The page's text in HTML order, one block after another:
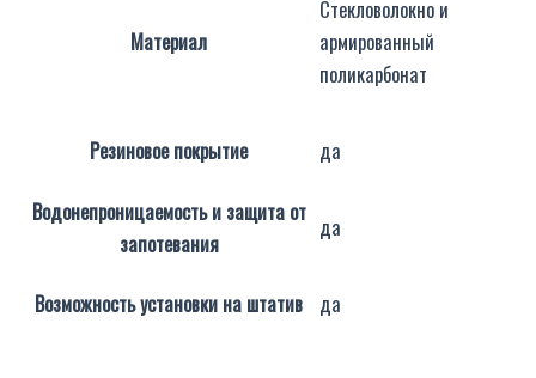
Материал
Стекловолокно и
армированный
поликарбонат
Резиновое покрытие да
Водонепроницаемость и защита от
запотевания
да
Возможность установки на штатив да